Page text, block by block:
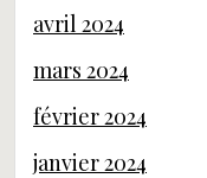
avril 2024
mars 2024
février 2024
janvier 2024